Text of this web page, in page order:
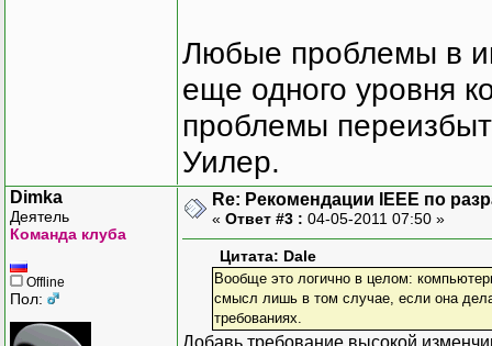
Любые проблемы в
еще одного уровня
проблемы
Уилер.
Dimka
Деятель
Команда клуба
Offline
Пол:
Re: Рекомендации IEEE по
« Ответ #3 : 04-05-2011 07:50 »
Цитата: Dale
Вообще это логично в целом:
смысл лишь в том случае, если она
требованиях.
Добавь требование высокой